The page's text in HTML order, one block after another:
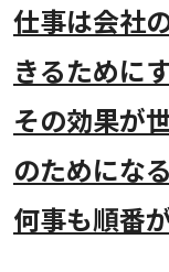
仕事は会社
きるためにす
その効果が
のためになる
何事も順番